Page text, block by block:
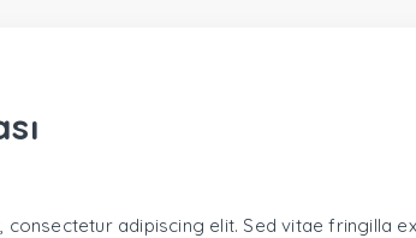
adipiscing elit. Sed vitae fringilla